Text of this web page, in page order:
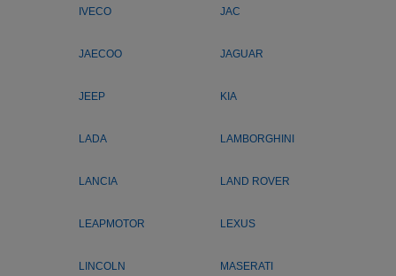
IVECO JAC
JAECOO JAGUAR
JEEP KIA
LADA LAMBORGHINI
LANCIA LAND ROVER
LEAPMOTOR LEXUS
LINCOLN MASERATI